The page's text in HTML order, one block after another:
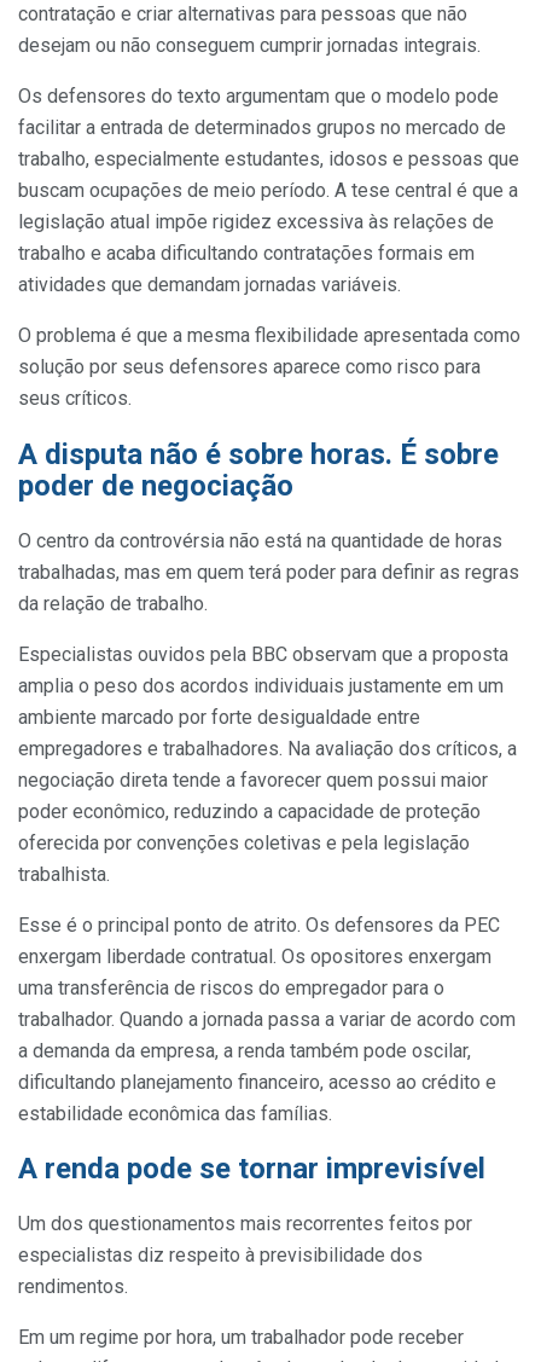
contratação e criar alternativas para pessoas que não
desejam ou não conseguem cumprir jornadas integrais.
Os defensores do texto argumentam que o modelo pode
facilitar a entrada de determinados grupos no mercado de
trabalho, especialmente estudantes, idosos e pessoas que
buscam ocupações de meio período. A tese central é que a
legislação atual impõe rigidez excessiva às relações de
trabalho e acaba dificultando contratações formais em
atividades que demandam jornadas variáveis.
O problema é que a mesma flexibilidade apresentada como
solução por seus defensores aparece como risco para
seus críticos.
A disputa não é sobre horas. É sobre
poder de negociação
O centro da controvérsia não está na quantidade de horas
trabalhadas, mas em quem terá poder para definir as regras
da relação de trabalho.
Especialistas ouvidos pela BBC observam que a proposta
amplia o peso dos acordos individuais justamente em um
ambiente marcado por forte desigualdade entre
empregadores e trabalhadores. Na avaliação dos críticos, a
negociação direta tende a favorecer quem possui maior
poder econômico, reduzindo a capacidade de proteção
oferecida por convenções coletivas e pela legislação
trabalhista.
Esse é o principal ponto de atrito. Os defensores da PEC
enxergam liberdade contratual. Os opositores enxergam
uma transferência de riscos do empregador para o
trabalhador. Quando a jornada passa a variar de acordo com
a demanda da empresa, a renda também pode oscilar,
dificultando planejamento financeiro, acesso ao crédito e
estabilidade econômica das famílias.
A renda pode se tornar imprevisível
Um dos questionamentos mais recorrentes feitos por
especialistas diz respeito à previsibilidade dos
rendimentos.
Em um regime por hora, um trabalhador pode receber